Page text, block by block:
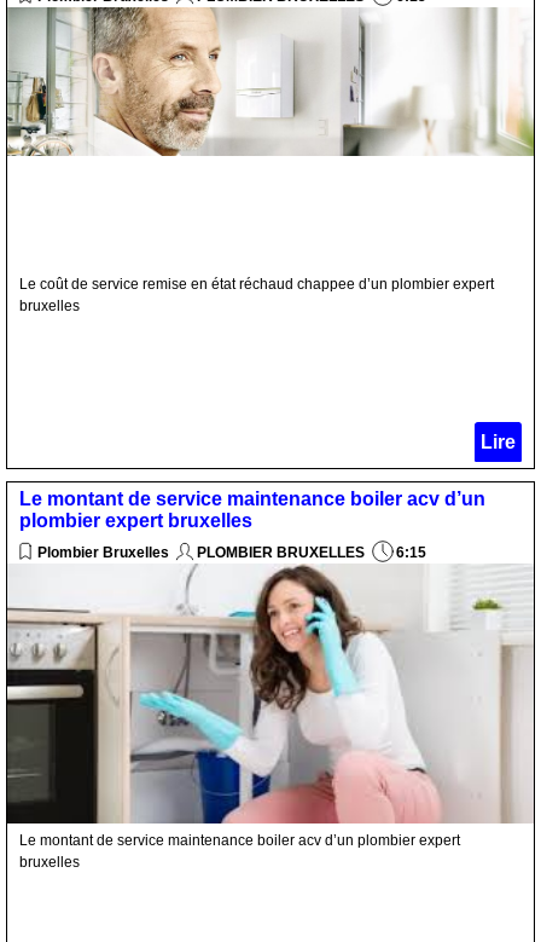
Le coût de service remise en état réchaud chappee d’un plombier expert
bruxelles
Lire
Le montant de service maintenance boiler acv d’un
plombier expert bruxelles
Plombier Bruxelles PLOMBIER BRUXELLES 6:15
Le montant de service maintenance boiler acv d’un plombier expert
bruxelles